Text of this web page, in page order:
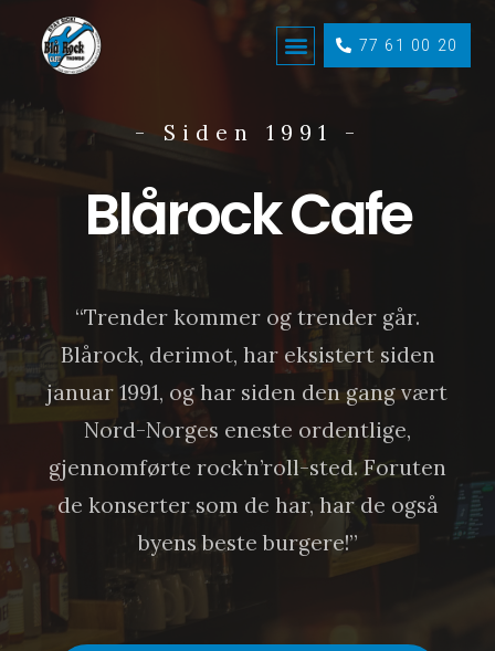
77 61 00 20
- Siden 1991 -
Blårock Cafe
“Trender kommer og trender går.
Blårock, derimot, har eksistert siden
januar 1991, og har siden den gang vært
Nord-Norges eneste ordentlige,
gjennomførte rock’n’roll-sted. Foruten
de konserter som de har, har de også
byens beste burgere!”